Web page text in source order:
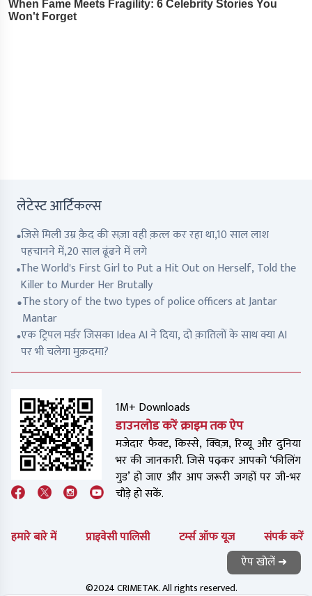
लेटेस्ट आर्टिकल्स
जिसे मिली उम्र क़ैद की सज़ा वही क़त्ल कर रहा था,10 साल लाश
पहचानने में,20 साल ढूंढने में लगे
The World's First Girl to Put a Hit Out on Herself, Told the
Killer to Murder Her Brutally
The story of the two types of police officers at Jantar
Mantar
एक ट्रिपल मर्डर जिसका Idea AI ने दिया, दो क़ातिलों के साथ क्या AI
पर भी चलेगा मुक़दमा?
1M+ Downloads
डाउनलोड करें क्राइम तक ऐप
मजेदार फैक्ट, किस्से, क्विज़, रिव्यू और दुनिया
भर की जानकारी. जिसे पढ़कर आपको ‘फीलिंग
गुड’ हो जाए और आप जरूरी जगहों पर जी-भर
चौड़े हो सकें.
हमारे बारे में प्राइवेसी पालिसी टर्म्स ऑफ यूज संपर्क करें
©2024 CRIMETAK. All rights reserved.
ऐप खोलें ➜